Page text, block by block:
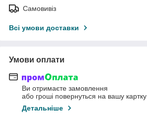
Самовивіз
Всі умови доставки
Умови оплати
Ви отримаєте замовлення
або гроші повернуться на вашу картку
Детальніше